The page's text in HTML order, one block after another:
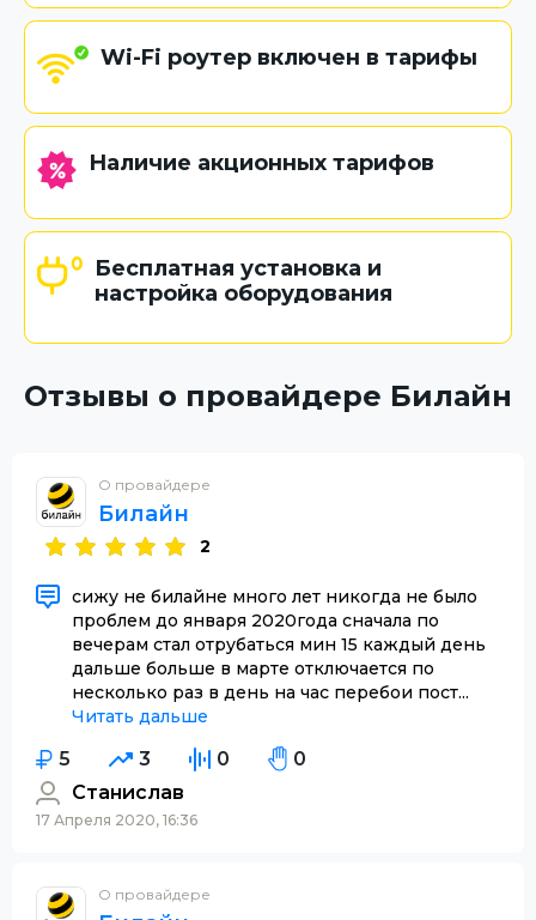
Wi-Fi роутер включен в тарифы
Наличие акционных тарифов
Бесплатная установка и
настройка оборудования
Отзывы о провайдере Билайн
О провайдере
Билайн
2
сижу не билайне много лет никогда не было
проблем до января 2020года сначала по
вечерам стал отрубаться мин 15 каждый день
дальше больше в марте отключается по
несколько раз в день на час перебои пост...
Читать дальше
5 3 0
0
Станислав
17 Апреля 2020, 16:36
О провайдере